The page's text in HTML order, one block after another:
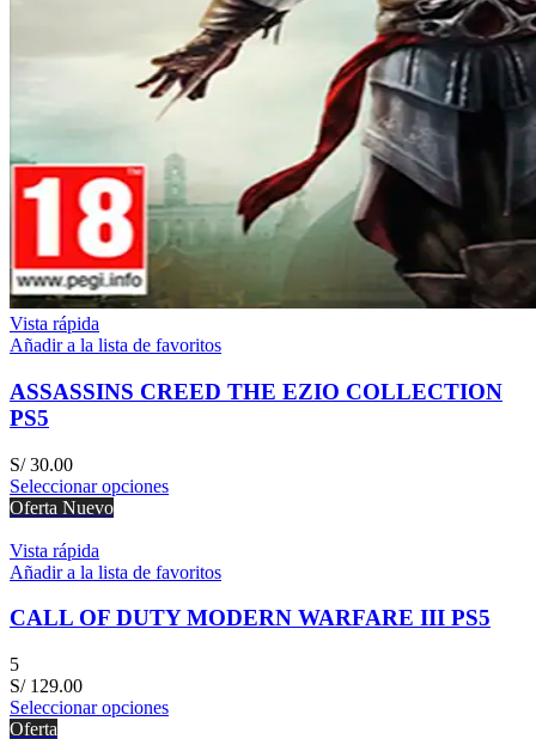
Vista rápida
Añadir a la lista de favoritos
ASSASSINS CREED THE EZIO COLLECTION
PS5
S/30.00
Seleccionar opciones
Oferta Nuevo
Vista rápida
Añadir a la lista de favoritos
CALL OF DUTY MODERN WARFARE III PS5
5
S/129.00
Seleccionar opciones
Oferta